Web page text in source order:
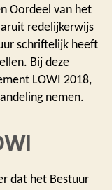
Oordeel van het
redelijkerwijs
schriftelijk heeft
Bij deze
LOWI 2018,
nemen.
dat het Bestuur